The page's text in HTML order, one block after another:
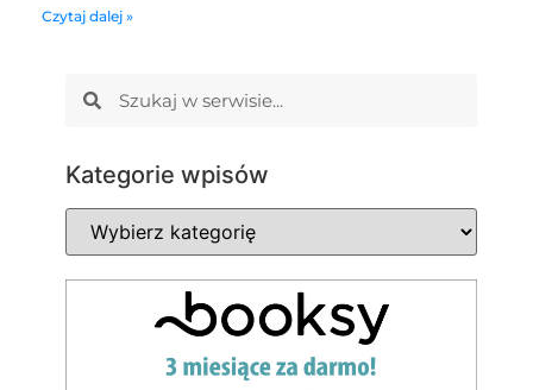
Czytaj dalej »
Kategorie wpisów